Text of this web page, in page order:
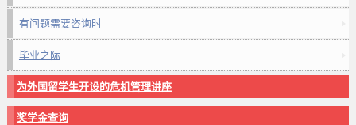
有问题需要咨询时
毕业之际
为外国留学生开设的危机管理讲座
奖学金查询